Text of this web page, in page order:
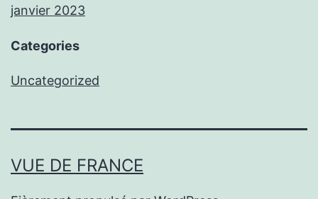
janvier 2023
Categories
Uncategorized
VUE DE FRANCE